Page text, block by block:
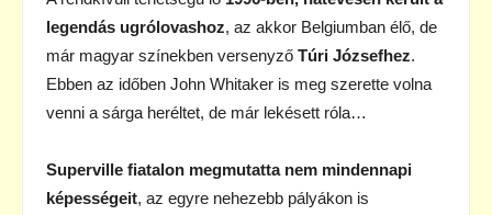
legendás ugrólovashoz, az akkor Belgiumban élő, de
már magyar színekben versenyző Túri Józsefhez.
Ebben az időben John Whitaker is meg szerette volna
venni a sárga heréltet, de már lekésett róla…
Superville fiatalon megmutatta nem mindennapi
képességeit, az egyre nehezebb pályákon is